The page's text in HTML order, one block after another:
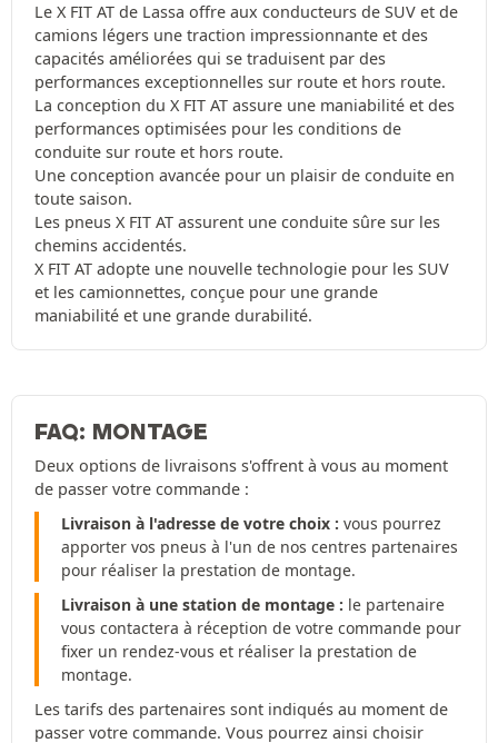
Le X FIT AT de Lassa offre aux conducteurs de SUV et de
camions légers une traction impressionnante et des
capacités améliorées qui se traduisent par des
performances exceptionnelles sur route et hors route.
La conception du X FIT AT assure une maniabilité et des
performances optimisées pour les conditions de
conduite sur route et hors route.
Une conception avancée pour un plaisir de conduite en
toute saison.
Les pneus X FIT AT assurent une conduite sûre sur les
chemins accidentés.
X FIT AT adopte une nouvelle technologie pour les SUV
et les camionnettes, conçue pour une grande
maniabilité et une grande durabilité.
FAQ: MONTAGE
Deux options de livraisons s'offrent à vous au moment
de passer votre commande :
Livraison à l'adresse de votre choix : vous pourrez
apporter vos pneus à l'un de nos centres partenaires
pour réaliser la prestation de montage.
Livraison à une station de montage : le partenaire
vous contactera à réception de votre commande pour
fixer un rendez-vous et réaliser la prestation de
montage.
Les tarifs des partenaires sont indiqués au moment de
passer votre commande. Vous pourrez ainsi choisir